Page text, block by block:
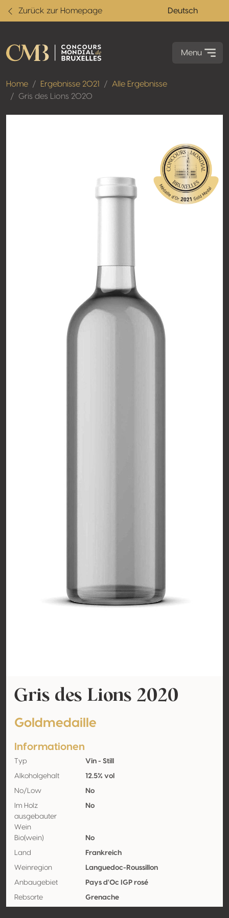
Zurück zur Homepage Deutsch
Menu
Home Ergebnisse 2021
Alle Ergebnisse
Gris des Lions 2020
Gris des Lions 2020
Goldmedaille
Informationen
Typ Vin - Still
Alkoholgehalt 12.5% vol
No/Low No
Im Holz
ausgebauter
Wein
No
Bio(wein) No
Land Frankreich
Weinregion Languedoc-Roussillon
Anbaugebiet Pays d'Oc IGP rosé
Rebsorte Grenache